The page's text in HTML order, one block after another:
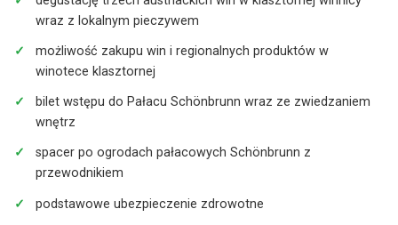
obejmuje indywidualne zwiedzanie wnętrz pałacu z
audioprzewodnikiem oraz spacer po ogrodach pałacowych
z lokalnym przewodnikiem. Po zakończeniu zwiedzania
realizacja tematycznego spaceru „Wiedeń – miasto
kobiet". Trasa obejmuje między innymi Ringstraße, okolice
Uniwersytetu Wiedeńskiego, mniej znane zakątki starówki,
miejsca związane z kobietami świata sztuki, muzyki i
nauki, Hofburg, Graben, Kohlmarkt oraz wybrane obiekty
wraz z lokalnym pieczywem
możliwość zakupu win i regionalnych produktów w
winotece klasztornej
bilet wstępu do Pałacu Schönbrunn wraz ze zwiedzaniem
wnętrz
spacer po ogrodach pałacowych Schönbrunn z
przewodnikiem
podstawowe ubezpieczenie zdrowotne